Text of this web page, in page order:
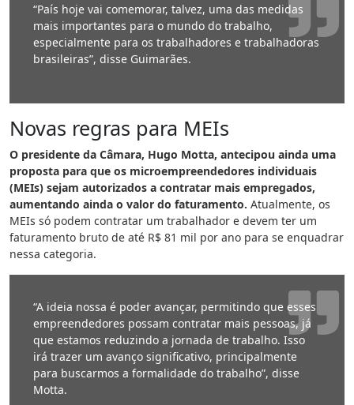
“País hoje vai comemorar, talvez, uma das medidas
mais importantes para o mundo do trabalho,
especialmente para os trabalhadores e trabalhadoras
brasileiras”, disse Guimarães.
Novas regras para MEIs
O presidente da Câmara, Hugo Motta, antecipou ainda uma
proposta para que os microempreendedores individuais
(MEIs) sejam autorizados a contratar mais empregados,
aumentando ainda o valor do faturamento. Atualmente, os
MEIs só podem contratar um trabalhador e devem ter um
faturamento bruto de até R$ 81 mil por ano para se enquadrar
nessa categoria.
“A ideia nossa é poder avançar, permitindo que esses
empreendedores possam contratar mais pessoas, já
que estamos reduzindo a jornada de trabalho. Isso
irá trazer um avanço significativo, principalmente
para buscarmos a formalidade do trabalho”, disse
Motta.